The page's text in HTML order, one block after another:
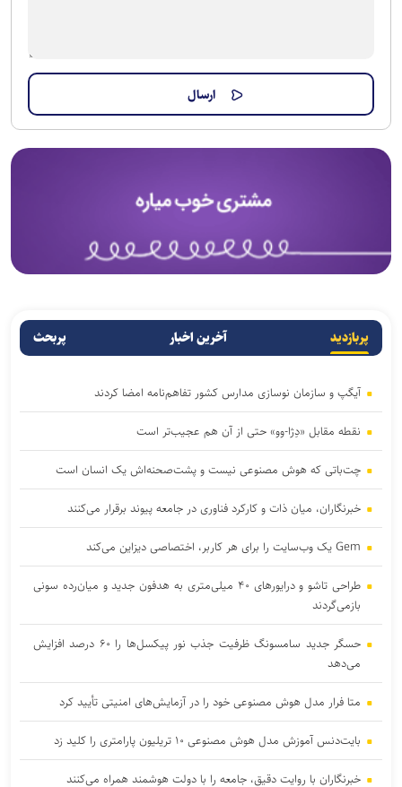
پربازدید آخرین اخبار پربحث
آیگپ و سازمان نوسازی مدارس کشور تفاهم‌نامه امضا کردند
نقطه مقابل «دِژا-وو» حتی از آن هم عجیب‌تر است
چت‌باتی که هوش مصنوعی نیست و پشت‌صحنه‌اش یک انسان است
خبرنگاران، میان ذات و کارکرد فناوری در جامعه پیوند برقرار می‌کنند
Gem یک وب‌سایت را برای هر کاربر، اختصاصی دیزاین می‌کند
طراحی تاشو و درایورهای ۴۰ میلی‌متری به هدفون جدید و میان‌رده سونی
بازمی‌گردند
حسگر جدید سامسونگ ظرفیت جذب نور پیکسل‌ها را ۶۰ درصد افزایش
می‌دهد
متا فرار مدل هوش مصنوعی خود را در آزمایش‌های امنیتی تأیید کرد
بایت‌دنس آموزش مدل هوش مصنوعی ۱۰ تریلیون پارامتری را کلید زد
خبرنگاران با روایت دقیق، جامعه را با دولت هوشمند همراه می‌کنند